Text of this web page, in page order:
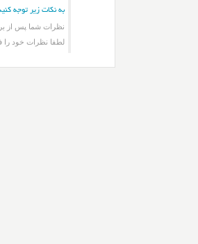
به نکات زیر توجه
نظرات شما پس از
لطفا نظرات خود را